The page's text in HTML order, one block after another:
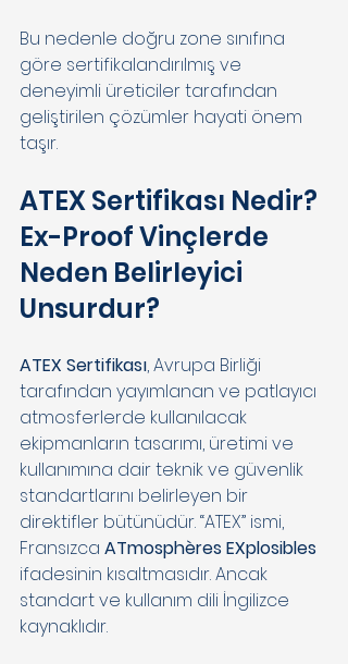
Bu nedenle doğru zone sınıfına
göre sertifikalandırılmış ve
deneyimli üreticiler tarafından
geliştirilen çözümler hayati önem
taşır.
ATEX Sertifikası Nedir?
Ex-Proof Vinçlerde
Neden Belirleyici
Unsurdur?
ATEX Sertifikası, Avrupa Birliği
tarafından yayımlanan ve patlayıcı
atmosferlerde kullanılacak
ekipmanların tasarımı, üretimi ve
kullanımına dair teknik ve güvenlik
standartlarını belirleyen bir
direktifler bütünüdür. “ATEX” ismi,
Fransızca ATmosphères EXplosibles
ifadesinin kısaltmasıdır. Ancak
standart ve kullanım dili İngilizce
kaynaklıdır.